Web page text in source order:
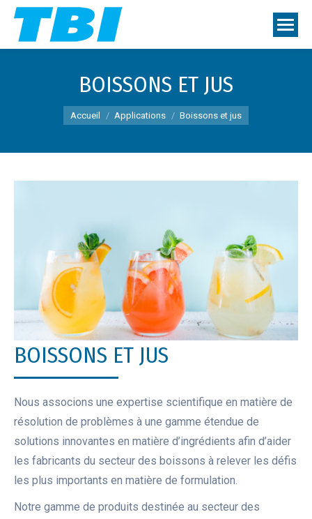
BOISSONS ET JUS
Vous êtes ici :
Accueil Applications Boissons et jus
BOISSONS ET JUS
Nous associons une expertise scientifique en matière de
résolution de problèmes à une gamme étendue de
solutions innovantes en matière d’ingrédients afin d’aider
les fabricants du secteur des boissons à relever les défis
les plus importants en matière de formulation.
Notre gamme de produits destinée au secteur des